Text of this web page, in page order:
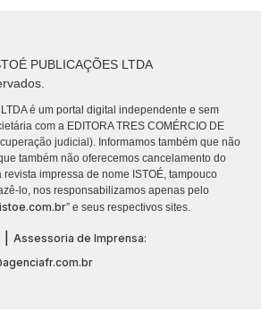
PUBLICAÇÕES LTDA
é um portal digital independente e sem
com a EDITORA TRES COMÉRCIO DE
judicial). Informamos também que não
também não oferecemos cancelamento do
impressa de nome ISTOÉ, tampouco
lo, nos responsabilizamos apenas pelo
” e seus respectivos sites.
Assessoria de Imprensa: